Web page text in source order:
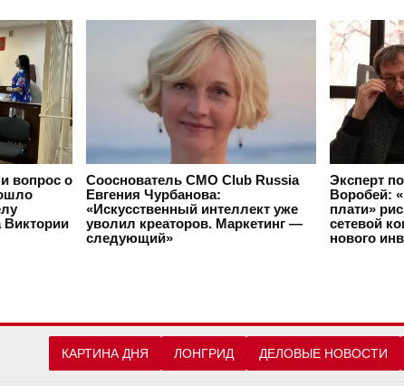
вопрос о
Виктории
Сооснователь CMO Club Russia
Евгения Чурбанова:
«Искусственный интеллект уже
уволил креаторов. Маркетинг —
следующий»
Эксперт
Воробей:
плати»
сетевой
нового
КАРТИНА ДНЯ ЛОНГРИД ДЕЛОВЫЕ НОВОСТИ